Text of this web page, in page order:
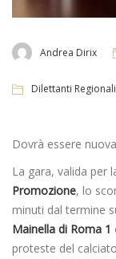
Andrea Dirix
Dilettanti Regionali
Dovrà essere
La gara, valida per
Promozione, lo
minuti dal termine
Mainella di Roma 1
proteste del